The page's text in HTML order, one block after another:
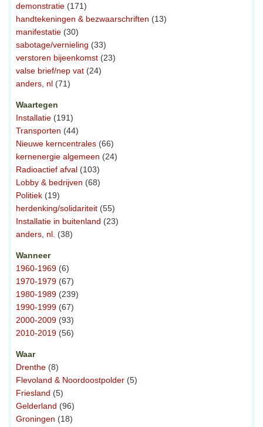
demonstratie (171)
handtekeningen & bezwaarschriften (13)
manifestatie (30)
sabotage/vernieling (33)
verstoren bijeenkomst (23)
valse brief/nep vat (24)
anders, nl (71)
Waartegen
Installatie (191)
Transporten (44)
Nieuwe kerncentrales (66)
kernenergie algemeen (24)
Radioactief afval (103)
Lobby & bedrijven (68)
Politiek (19)
herdenking/solidariteit (55)
Installatie in buitenland (23)
anders, nl. (38)
Wanneer
1960-1969 (6)
1970-1979 (67)
1980-1989 (239)
1990-1999 (67)
2000-2009 (93)
2010-2019 (56)
Waar
Drenthe (8)
Flevoland & Noordoostpolder (5)
Friesland (5)
Gelderland (96)
Groningen (18)